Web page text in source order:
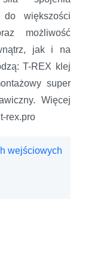
do większości
możliwość
jak i na
T-REX klej
super
Więcej
rex.pro
wejściowych